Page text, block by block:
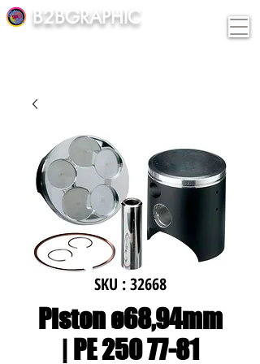
B2BGRAPHIC
SKU : 32668
Piston ø68,94mm
| PE 250 77-81